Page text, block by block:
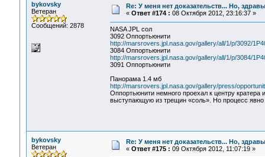
bykovsky
Ветеран
Сообщений: 2878
Re: У меня нет доказательств... Но,
« Ответ #174 : 08 Октября 2012, 23:16:37 »
NASA JPL сол
3092 Оппортьюнити
http://marsrovers.jpl.nasa.gov/gallery/all/1/p/3092/
3084 Оппортьюнити
http://marsrovers.jpl.nasa.gov/gallery/all/1/p/3084/
3091 Оппортьюнити
Панорама 1.4 мб
http://marsrovers.jpl.nasa.gov/gallery/press/
Оппортьюнити немного проехал к центру
выступающую из трещин «соль». Но процесс
bykovsky
Ветеран
Re: У меня нет доказательств... Но,
« Ответ #175 : 09 Октября 2012, 11:07:19 »